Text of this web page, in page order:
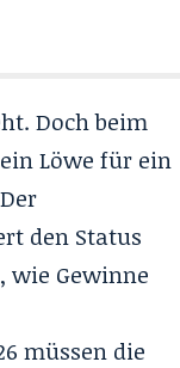
Doch beim
Löwe für ein
den Status
wie Gewinne
müssen die